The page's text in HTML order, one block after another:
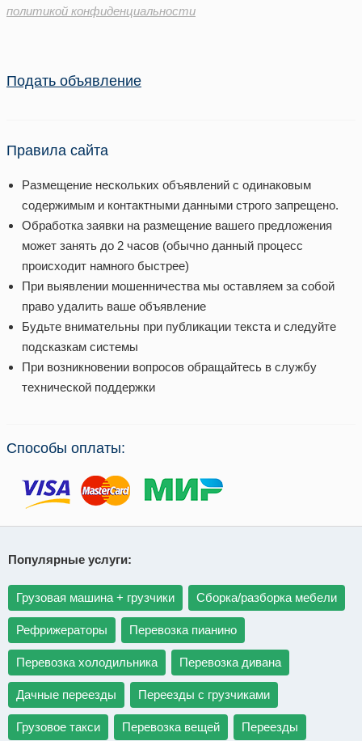
политикой конфиденциальности
Подать объявление
Правила сайта
Размещение нескольких объявлений с одинаковым
содержимым и контактными данными строго запрещено.
Обработка заявки на размещение вашего предложения
может занять до 2 часов (обычно данный процесс
происходит намного быстрее)
При выявлении мошенничества мы оставляем за собой
право удалить ваше объявление
Будьте внимательны при публикации текста и следуйте
подсказкам системы
При возникновении вопросов обращайтесь в службу
технической поддержки
Способы оплаты:
Популярные услуги:
Грузовая машина + грузчики Сборка/разборка мебели
Рефрижераторы Перевозка пианино
Перевозка холодильника Перевозка дивана
Дачные переезды Переезды с грузчиками
Грузовое такси Перевозка вещей Переезды